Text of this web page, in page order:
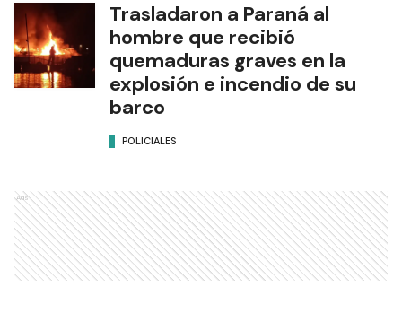
Trasladaron a Paraná al
hombre que recibió
quemaduras graves en la
explosión e incendio de su
barco
POLICIALES
Ads